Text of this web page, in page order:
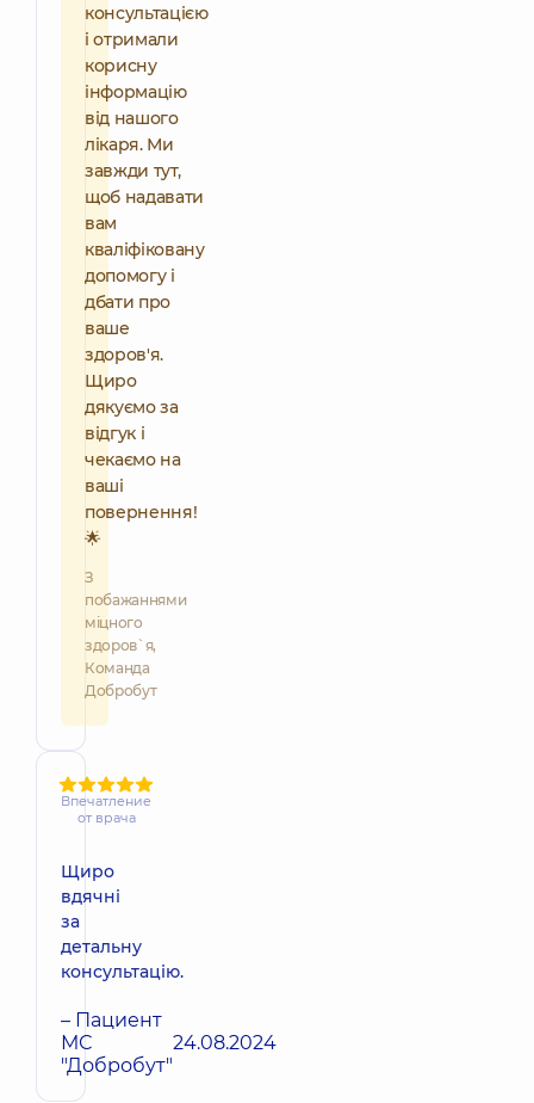
консультацією
і отримали
корисну
інформацію
від нашого
лікаря. Ми
завжди тут,
щоб надавати
вам
кваліфіковану
допомогу і
дбати про
ваше
здоров'я.
Щиро
дякуємо за
відгук і
чекаємо на
ваші
повернення!
🌟
З
побажаннями
міцного
здоров`я,
Команда
Добробут
Впечатление
от врача
Щиро
вдячні
за
детальну
консультацію.
– Пациент
МС
"Добробут"
24.08.2024